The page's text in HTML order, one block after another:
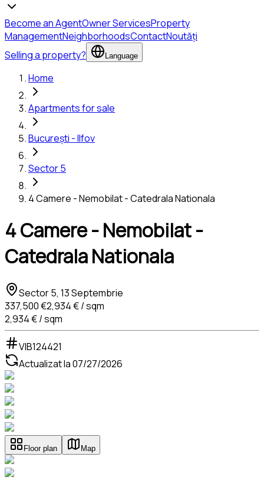
Become an AgentOwner ServicesProperty
ManagementNeighborhoodsContactNoutăți
Selling a property?
Language
Home
Apartments for sale
București - Ilfov
Sector 5
4 Camere - Nemobilat - Catedrala Nationala
4 Camere - Nemobilat -
Catedrala Nationala
Sector 5, 13 Septembrie
337,500 €2,934 € / sqm
2,934 € / sqm
VIB124421
Actualizat la07/27/2026
Floor plan Map